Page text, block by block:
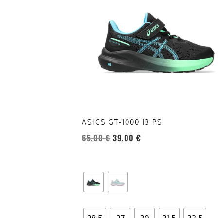
ASICS GT-1000 13 PS
65,00€ 39,00 €
varianti.
opzioni
possono
essere
del
prodotto